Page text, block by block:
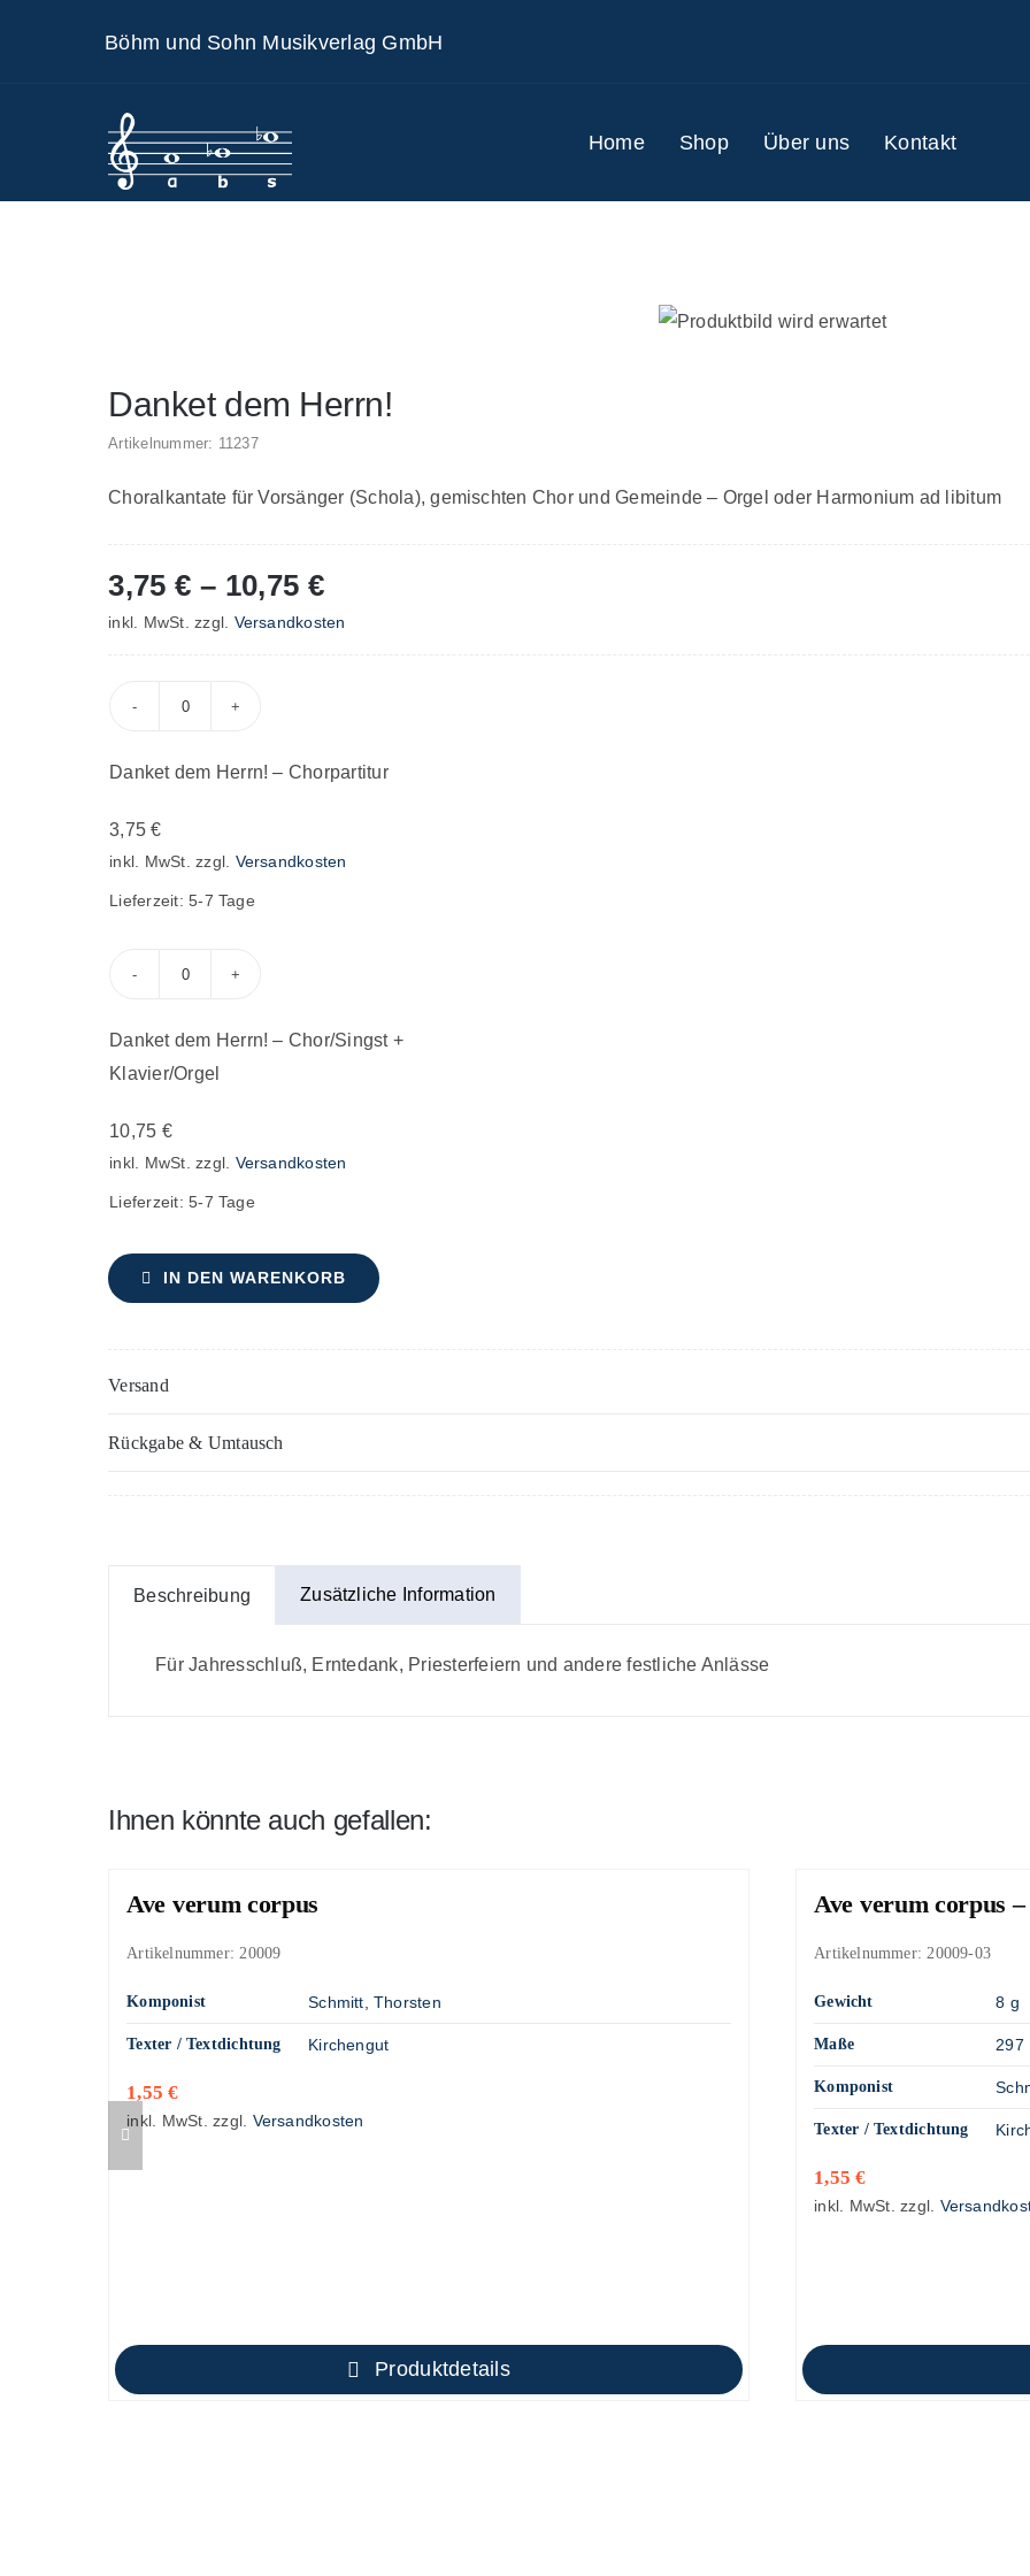
Böhm und Sohn Musikverlag GmbH
Home Shop Über uns Kontakt
Danket dem Herrn!
Artikelnummer: 11237
Choralkantate für Vorsänger (Schola), gemischten Chor und Gemeinde – Orgel oder Harmonium ad libitum
3,75€ – 10,75€
inkl. MwSt. zzgl. Versandkosten
Chorpartitur
Danket dem Herrn! – Chorpartitur
3,75€
inkl. MwSt. zzgl. Versandkosten
Lieferzeit:5-7 Tage
+
Danket dem Herrn! – Chor/Singst +
Klavier/Orgel
10,75 €
inkl. MwSt. zzgl. Versandkosten
Lieferzeit:5-7 Tage
IN DEN WARENKORB
Versand
Rückgabe & Umtausch
Beschreibung Zusätzliche Information
Für Jahresschluß, Erntedank, Priesterfeiern und andere festliche Anlässe
Ihnen könnte auch gefallen:
Ave verum corpus
Artikelnummer:20009
Komponist Schmitt, Thorsten
Texter / Textdichtung Kirchengut
1,55€
inkl. MwSt. zzgl. Versandkosten
Produktdetails
Ave verum corpus
Artikelnummer:20009-03
Gewicht 8 g
Maße 297
Komponist
Texter / Textdichtung
1,55€
inkl. MwSt. zzgl.